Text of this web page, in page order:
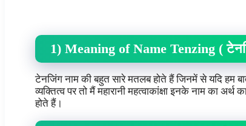
1) Meaning of Name Tenzing (
टेनजिंग नाम की बहुत सारे मतलब होते हैं जिनमें से यदि हम
व्यक्तित्व पर तो मैं महारानी महत्वाकांक्षा इनके नाम का
होते हैं।